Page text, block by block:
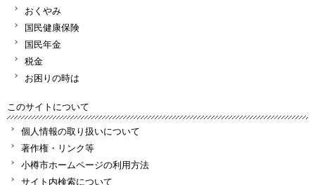
おくやみ
国民健康保険
国民年金
税金
お困りの時は
このサイトについて
個人情報の取り扱いについて
著作権・リンク等
小樽市ホームページの利用方法
サイト内検索について